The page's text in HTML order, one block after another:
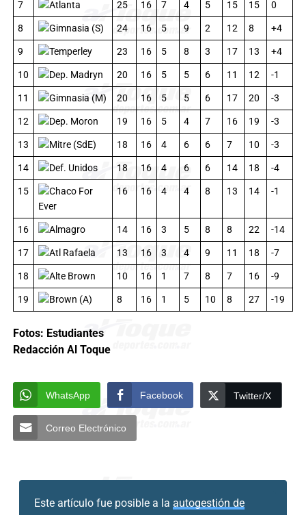
7 Atlanta 25 16 7 4 5 15 15
0
8
Gimnasia (S) 24 16 5 9 2 12 8
+4
9
Temperley 23 16 5 8 3 17 13
+4
10
Dep. Madryn 20 16 5 5 6 11 12
-1
11
Gimnasia (M) 20 16 5 5 6 17 20
-3
12
Dep. Moron 19 16 5 4 7 16 19
-3
13
Mitre (SdE) 18 16 4 6 6 7 10
-3
14
Def. Unidos 18 16 4 6 6 14 18
-4
15
Chaco For
Ever
16 16 4 4 8 13 14 -1
16 Almagro 14 16 3 5 8 8 22
-14
17
Atl Rafaela 13 16 3 4 9 11 18
-7
18
Alte Brown 10 16 1 7 8 7 16
-9
19
Brown (A) 8 16 1 5 10 8 27 -19
Fotos: Estudiantes
Redacción Al Toque
WhatsApp Facebook Twitter/X
Correo Electrónico
Este artículo fue posible a la autogestión de